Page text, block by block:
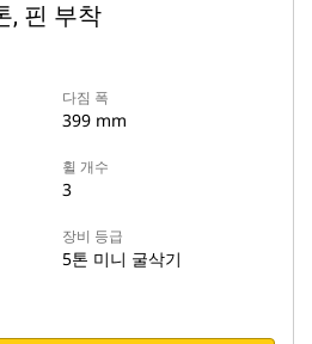
, 핀 부착
다짐 폭
399 mm
휠 개수
3
장비 등급
5톤 미니 굴삭기